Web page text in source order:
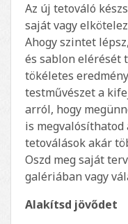
Az új tetováló
saját vagy
Ahogy szintet
és sablon elérését
tökéletes
testművészet a
arról, hogy
is megvalósíthatod
tetoválások akár
Oszd meg saját
galériában vagy
Alakítsd jövődet